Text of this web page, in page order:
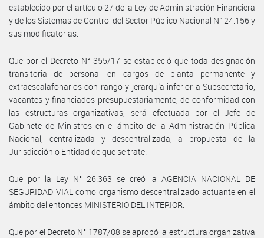
establecido por el artículo 27 de la Ley de Administración Financiera
y de los Sistemas de Control del Sector Público Nacional N° 24.156 y
sus modificatorias.
Que por el Decreto N° 355/17 se estableció que toda designación
transitoria de personal en cargos de planta permanente y
extraescalafonarios con rango y jerarquía inferior a Subsecretario,
vacantes y financiados presupuestariamente, de conformidad con
las estructuras organizativas, será efectuada por el Jefe de
Gabinete de Ministros en el ámbito de la Administración Pública
Nacional, centralizada y descentralizada, a propuesta de la
Jurisdicción o Entidad de que se trate.
Que por la Ley N° 26.363 se creó la AGENCIA NACIONAL DE
SEGURIDAD VIAL como organismo descentralizado actuante en el
ámbito del entonces MINISTERIO DEL INTERIOR.
Que por el Decreto N° 1787/08 se aprobó la estructura organizativa